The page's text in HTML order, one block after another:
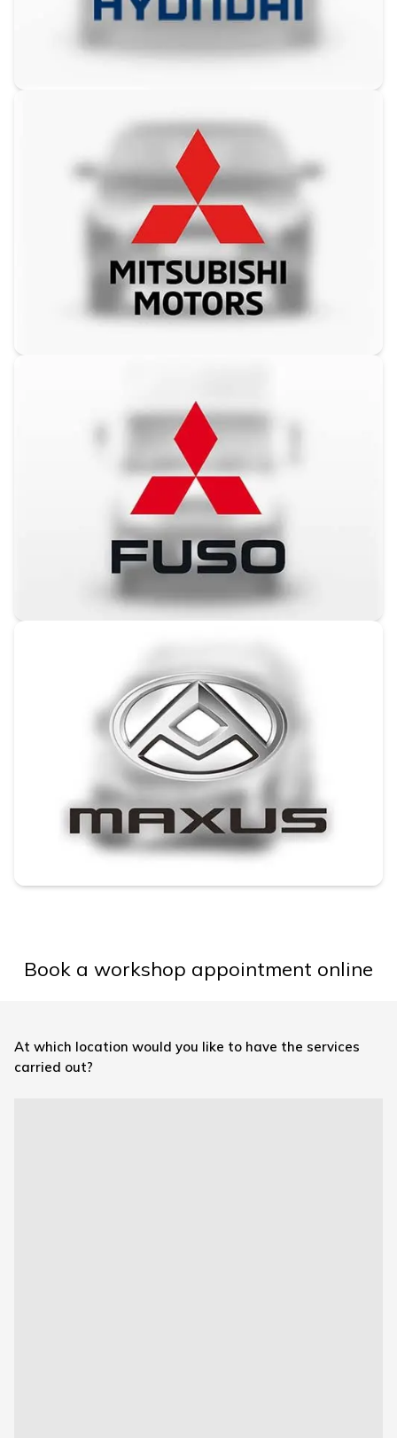
Book a workshop appointment online
At which location would you like to have the services
carried out?